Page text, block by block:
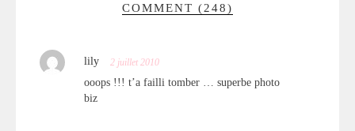
COMMENT (248)
lily 2 juillet 2010
ooops !!! t’a failli tomber … superbe photo
biz